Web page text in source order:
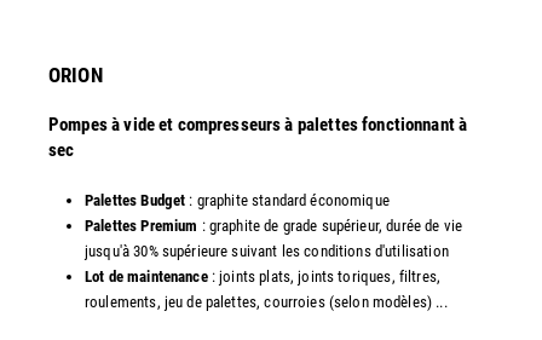
ORION
Pompes à vide et compresseurs à palettes fonctionnant à
sec
Palettes Budget : graphite standard économique
Palettes Premium : graphite de grade supérieur, durée de vie
jusqu'à 30% supérieure suivant les conditions d'utilisation
Lot de maintenance: joints plats, joints toriques, filtres,
roulements, jeu de palettes, courroies (selon modèles) ...​